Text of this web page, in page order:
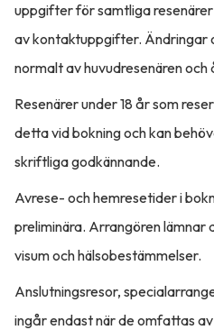
uppgifter för samtliga
av kontaktuppgifter. Ändringar
normalt av huvudresenären
Resenärer under 18 år som
detta vid bokning och kan
skriftliga godkännande.
Avrese- och hemresetider i
preliminära. Arrangören lämnar
visum och hälsobestämmelser.
Anslutningsresor,
ingår endast när de omfattas